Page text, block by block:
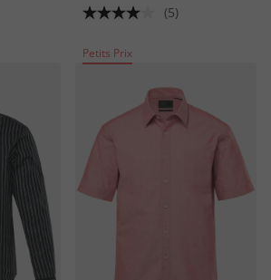
(5)
Petits Prix